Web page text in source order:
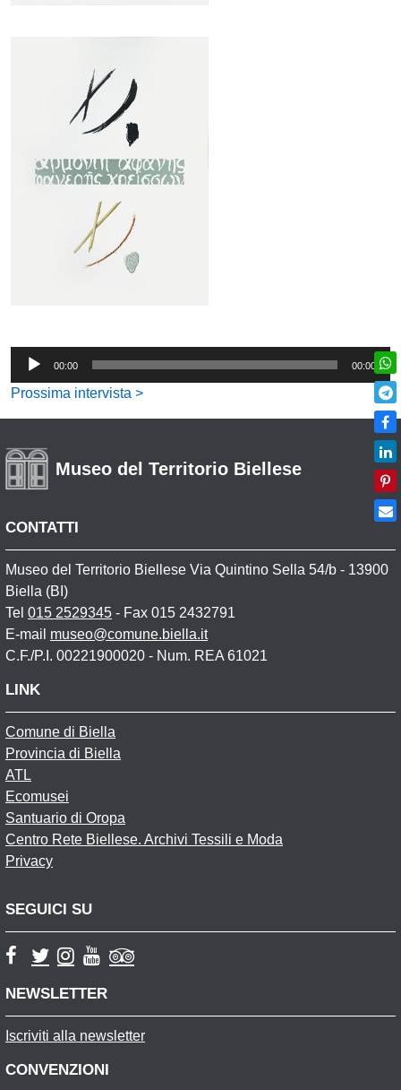
Audio
Player
00:00 00:00
Prossima intervista >
Museo del Territorio Biellese
CONTATTI
Museo del Territorio Biellese Via Quintino Sella 54/b - 13900
Biella (BI)
Tel 015 2529345 - Fax 015 2432791
E-mail museo@comune.biella.it
C.F./P.I. 00221900020 - Num. REA 61021
LINK
Comune di Biella
Provincia di Biella
ATL
Ecomusei
Santuario di Oropa
Centro Rete Biellese. Archivi Tessili e Moda
Privacy
SEGUICI SU
NEWSLETTER
Iscriviti alla newsletter
CONVENZIONI